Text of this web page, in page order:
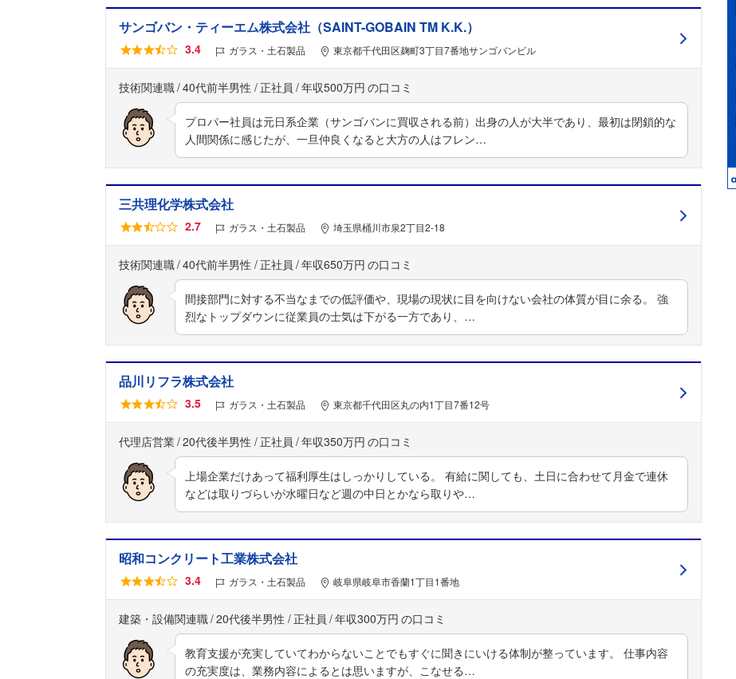
サンゴバン・ティーエム株式会社（SAINT-GOBAIN TM K.K.）
3.4 ガラス・土石製品 東京都千代田区麹町3丁目7番地サンゴバンビル
技術関連職 40代前半男性 正社員 年収500万円
プロパー社員は元日系企業（サンゴバンに買収される前）出身の人が大半であり、最初は閉鎖的な
人間関係に感じたが、一旦仲良くなると大方の人はフレン…
三共理化学株式会社
2.7 ガラス・土石製品 埼玉県桶川市泉2丁目2-18
技術関連職 40代前半男性 正社員 年収650万円
間接部門に対する不当なまでの低評価や、現場の現状に目を向けない会社の体質が目に余る。 強
烈なトップダウンに従業員の士気は下がる一方であり、…
品川リフラ株式会社
3.5 ガラス・土石製品 東京都千代田区丸の内1丁目7番12号
代理店営業 20代後半男性 正社員 年収350万円
上場企業だけあって福利厚生はしっかりしている。 有給に関しても、土日に合わせて月金で連休
などは取りづらいが水曜日など週の中日とかなら取りや…
昭和コンクリート工業株式会社
3.4 ガラス・土石製品 岐阜県岐阜市香蘭1丁目1番地
建築・設備関連職 20代後半男性 正社員 年収300万円
教育支援が充実していてわからないことでもすぐに聞きにいける体制が整っています。 仕事内容
の充実度は、業務内容によるとは思いますが、こなせる…